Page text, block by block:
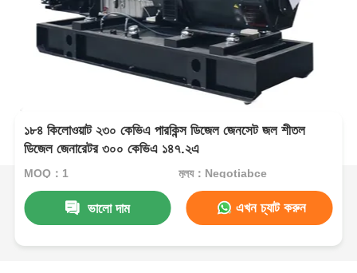
১৮৪ কিলোওয়াট ২৩০ কেভিএ পারকিন্স ডিজেল জেনসেট জল শীতল
ডিজেল জেনারেটর ৩০০ কেভিএ ১৪৭.২এ
MOQ：1 মূল্য：Negotiabce
ভালো দাম এখন চ্যাট করুন